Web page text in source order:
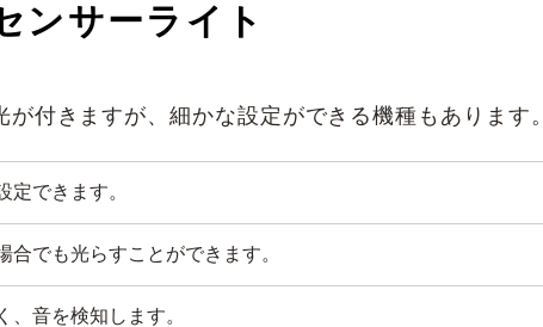
ンサーライト
付きますが、細かな設定ができる機種もあります。
定できます。
合でも光らすことができます。
、音を検知します。